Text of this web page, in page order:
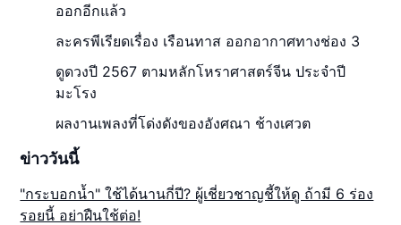
ออกอีกแล้ว
ละครพีเรียดเรื่อง เรือนทาส ออกอากาศทางช่อง 3
ดูดวงปี 2567 ตามหลักโหราศาสตร์จีน ประจำปี
มะโรง
ผลงานเพลงที่โด่งดังของอังศณา ช้างเศวต
ข่าววันนี้
"กระบอกน้ำ" ใช้ได้นานกี่ปี? ผู้เชี่ยวชาญชี้ให้ดู ถ้ามี 6 ร่อง
รอยนี้ อย่าฝืนใช้ต่อ!